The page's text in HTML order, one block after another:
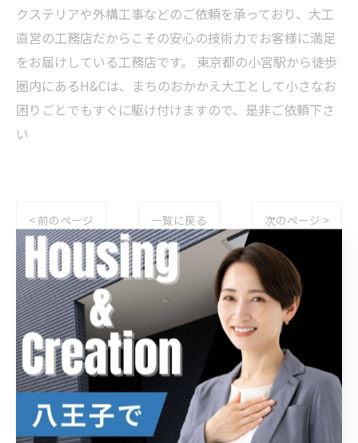
クステリアや外構工事などのご依頼を承っており、大工
直営の工務店だからこその安心の技術力でお客様に満足
をお届けしている工務店です。 東京都の小宮駅から徒歩
圏内にあるH&Cは、まちのおかかえ大工として小さなお
困りごとでもすぐに駆け付けますので、是非ご依頼下さ
い
< 前のページ 一覧に戻る 次のページ >
カテゴリー Categories
全てのカテゴリー
内装
エクステリア